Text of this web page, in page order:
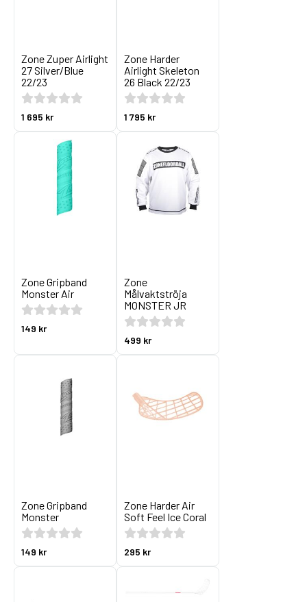
Zone Zuper Airlight
27 Silver/Blue
22/23
1 695 kr
Zone Harder
Airlight Skeleton
26 Black 22/23
1 795 kr
Zone Gripband
Monster Air
149 kr
Zone
Målvaktströja
MONSTER JR
499 kr
Zone Gripband
Monster
149 kr
Zone Harder Air
Soft Feel Ice Coral
295 kr